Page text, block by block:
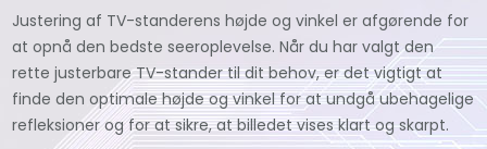
Justering af TV-standerens højde og vinkel er afgørende for
at opnå den bedste seeroplevelse. Når du har valgt den
rette justerbare TV-stander til dit behov, er det vigtigt at
finde den optimale højde og vinkel for at undgå ubehagelige
refleksioner og for at sikre, at billedet vises klart og skarpt.